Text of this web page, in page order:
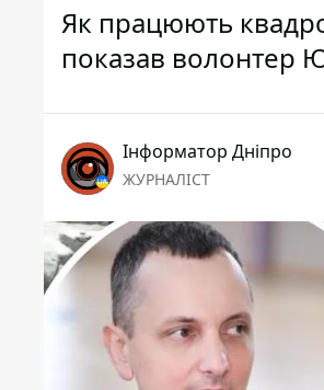
Як працюють
показав волонтер
Інформатор Дніпро
ЖУРНАЛІСТ